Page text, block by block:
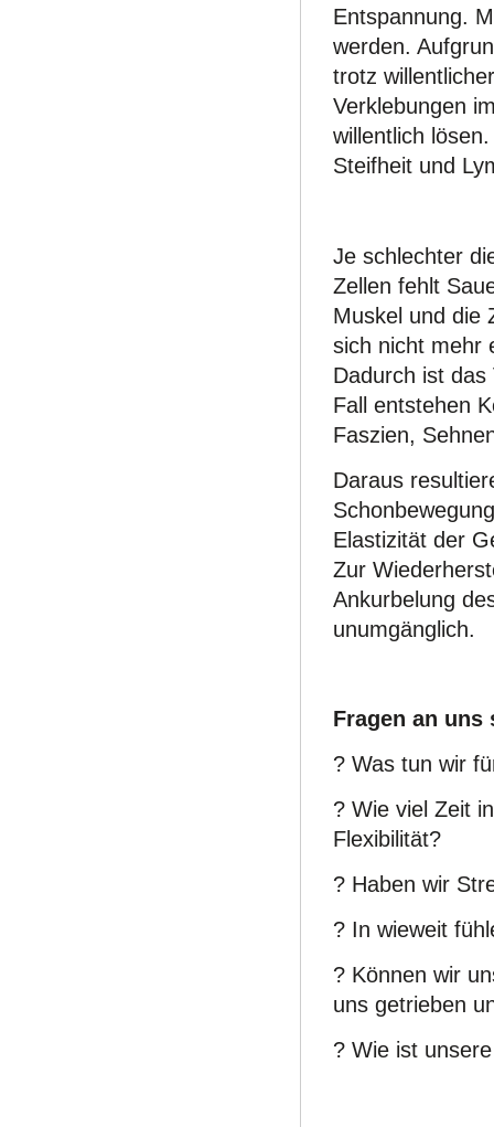
Entspannung.
werden.
trotz
Verklebungen
willentlich
Steifheit und
Je schlechter
Zellen fehlt
Muskel und die
sich nicht mehr
Dadurch ist
Fall entstehen
Faszien,
Daraus
Elastizität der
Zur
Ankurbelung
unumgänglich.
Fragen an uns
? Was tun wir
? Wie viel Zeit
Flexibilität?
? Haben wir
? In wieweit
? Können wir
uns getrieben
? Wie ist